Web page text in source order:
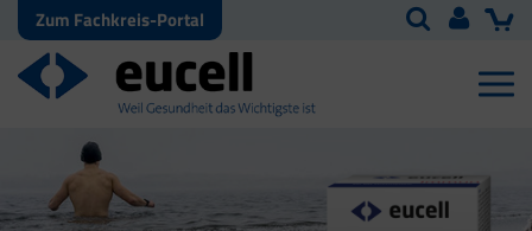
Zum Fachkreis-Portal